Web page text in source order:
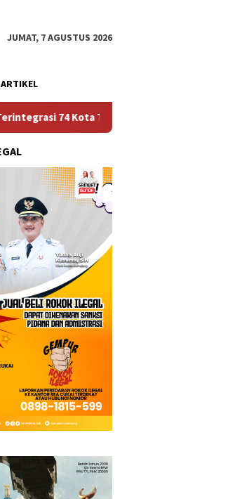
JUMAT, 7 AGUSTUS 2026
ARTIKEL
Tual Ruas Jalan Bangil – Sukorejo